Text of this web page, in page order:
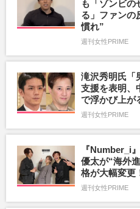
も「ゾンビの
る」ファンの
慣れ”
週刊女性PRIME
滝沢秀明氏「
支援を表明、
で浮かび上が
週刊女性PRIME
『Number_i
優太が“海外
格が大幅変更
週刊女性PRIME